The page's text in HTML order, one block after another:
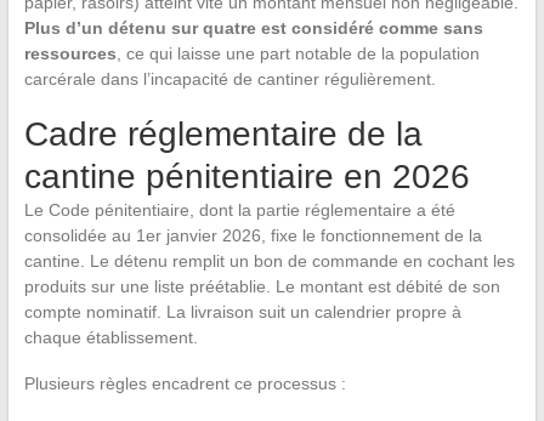
Plus d’un détenu sur quatre est considéré comme sans
ressources , ce qui laisse une part notable de la population
carcérale dans l’incapacité de cantiner régulièrement.
Cadre réglementaire de la
cantine pénitentiaire en 2026
Le Code pénitentiaire, dont la partie réglementaire a été
consolidée au 1er janvier 2026, fixe le fonctionnement de la
cantine. Le détenu remplit un bon de commande en cochant les
produits sur une liste préétablie. Le montant est débité de son
compte nominatif. La livraison suit un calendrier propre à
chaque établissement.
Plusieurs règles encadrent ce processus :